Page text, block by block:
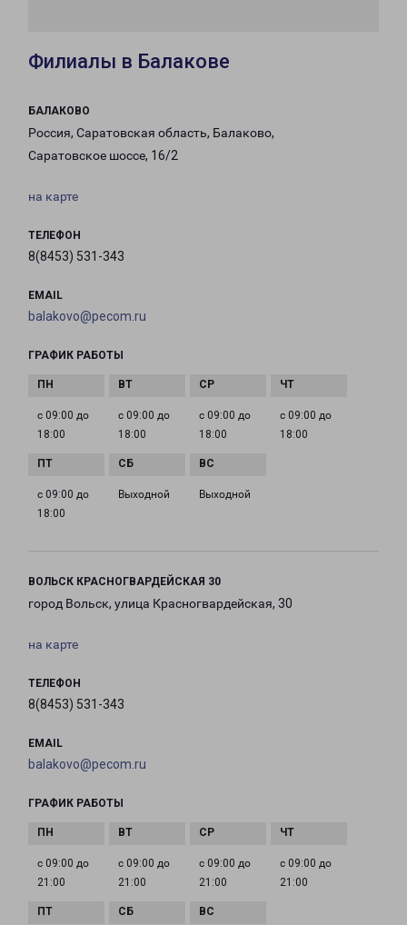
Филиалы в Балакове
БАЛАКОВО
Россия, Саратовская область, Балаково,
Саратовское шоссе, 16/2
на карте
ТЕЛЕФОН
8(8453) 531-343
EMAIL
balakovo@pecom.ru
ГРАФИК РАБОТЫ
с 09:00 до
18:00
с 09:00 до
18:00
с 09:00 до
18:00
с 09:00 до
18:00
с 09:00 до
18:00
Выходной Выходной
ВОЛЬСК КРАСНОГВАРДЕЙСКАЯ 30
город Вольск, улица Красногвардейская, 30
на карте
ТЕЛЕФОН
8(8453) 531-343
EMAIL
balakovo@pecom.ru
ГРАФИК РАБОТЫ
с 09:00 до
21:00
с 09:00 до
21:00
с 09:00 до
21:00
с 09:00 до
21:00